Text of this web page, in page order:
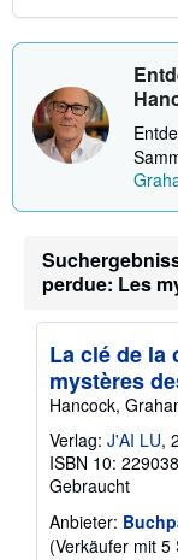
perdue: Les
La clé de la
mystères
Hancock,
Verlag: J'AI LU,
ISBN 10:
Gebraucht
Anbieter:
(Verkäufer mit 5